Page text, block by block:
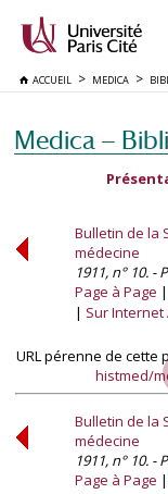
ACCUEIL MEDICA
Medica —
Bulletin de la
médecine
1911, n° 10. -
Page à Page
Sur Internet
URL pérenne de cette
histmed/
Bulletin de la
médecine
1911, n° 10. -
Page à Page